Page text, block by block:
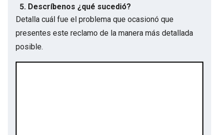
5. Descríbenos ¿qué sucedió?
Detalla cuál fue el problema que ocasionó que
presentes este reclamo de la manera más detallada
posible.